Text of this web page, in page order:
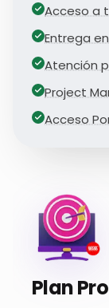
Acceso a
Entrega
Atención
Project
Acceso
Plan Pro